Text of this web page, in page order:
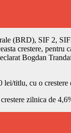
(BRD), SIF 2,
crestere, pentru
Bogdan
lei/titlu, cu o crestere
zilnica de